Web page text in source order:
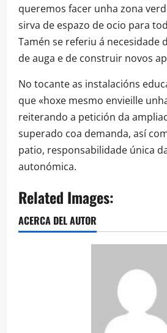
queremos facer unha zona
sirva de espazo de ocio para
Tamén se referiu á necesidade
de auga e de construir novos
No tocante as instalacións
que «hoxe mesmo envieille
reiterando a petición da
superado coa demanda, así
patio, responsabilidade única
autonómica.
Related Images:
ACERCA DEL AUTOR